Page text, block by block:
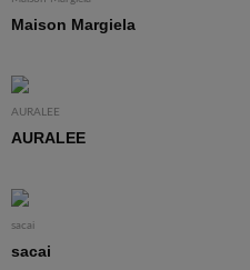
Maison Margiela
AURALEE
AURALEE
sacai
sacai